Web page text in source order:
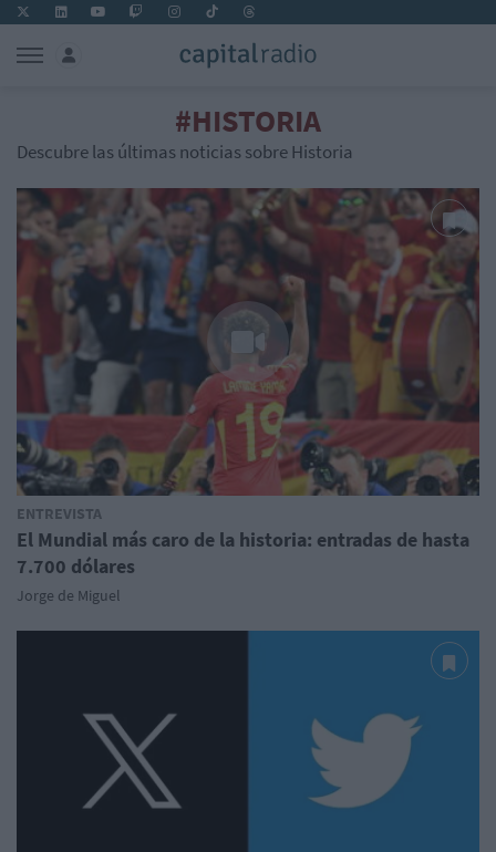
#HISTORIA
Descubre las últimas noticias sobre Historia
ENTREVISTA
El Mundial más caro de la historia: entradas de hasta
7.700 dólares
Jorge de Miguel